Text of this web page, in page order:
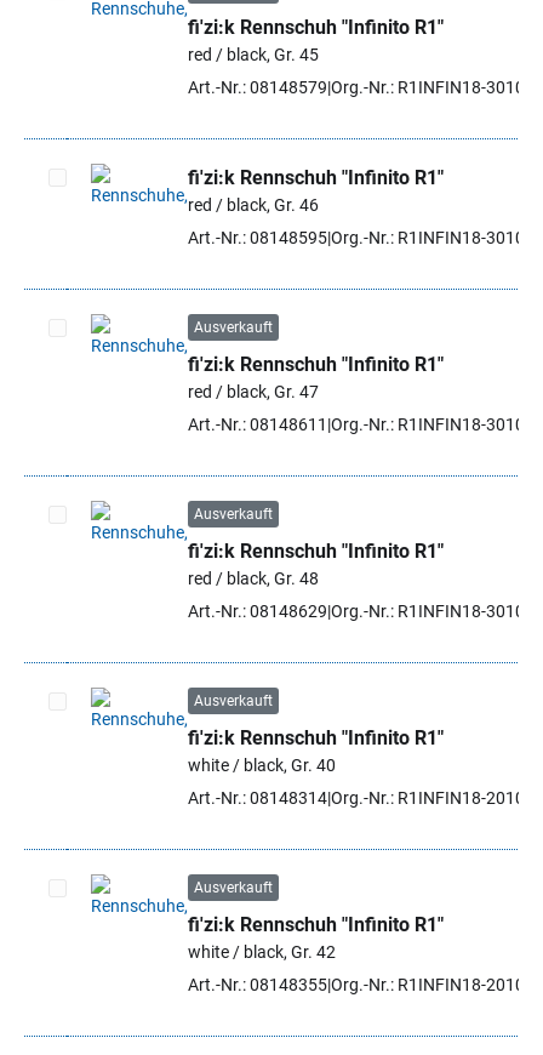
Artikel auswählen
fi'zi:k Rennschuh "Infinito R1"
red / black, Gr. 45
Art.-Nr.: 08148579 Org.-Nr.: R1INFIN18-3010
Artikel auswählen
fi'zi:k Rennschuh "Infinito R1"
red / black, Gr. 46
Art.-Nr.: 08148595Org.-Nr.: R1INFIN18-3010
Artikel auswählen
Ausverkauft
fi'zi:k Rennschuh "Infinito R1"
red / black, Gr. 47
Art.-Nr.: 08148611 Org.-Nr.: R1INFIN18-3010
Artikel auswählen
Ausverkauft
fi'zi:k Rennschuh "Infinito R1"
red / black, Gr. 48
Art.-Nr.: 08148629 Org.-Nr.: R1INFIN18-3010
Artikel auswählen
Ausverkauft
fi'zi:k Rennschuh "Infinito R1"
white / black, Gr. 40
Art.-Nr.: 08148314Org.-Nr.: R1INFIN18-2010
Artikel auswählen
Ausverkauft
fi'zi:k Rennschuh "Infinito R1"
white / black, Gr. 42
Art.-Nr.: 08148355Org.-Nr.: R1INFIN18-2010